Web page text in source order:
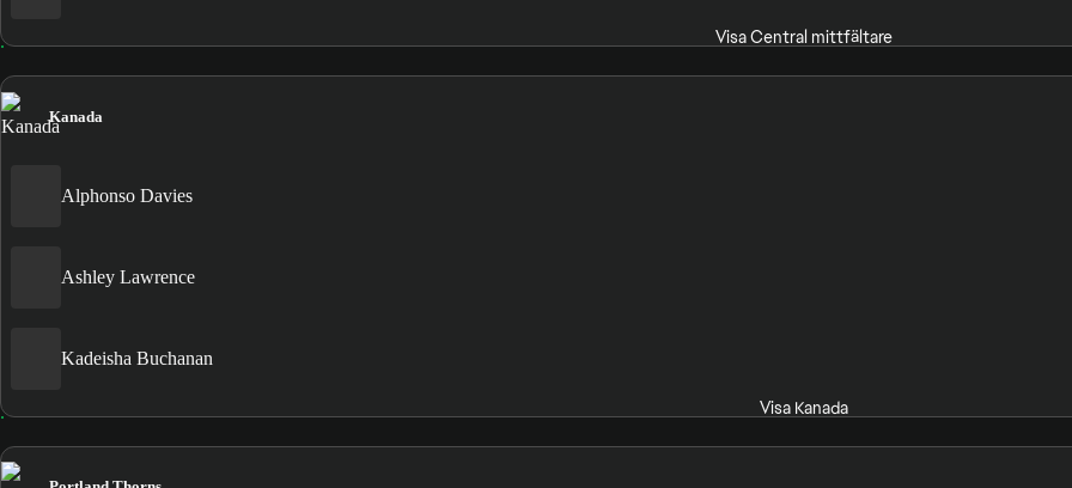
Visa Central mittfältare
Kanada
Alphonso Davies
Ashley Lawrence
Kadeisha Buchanan
Visa Kanada